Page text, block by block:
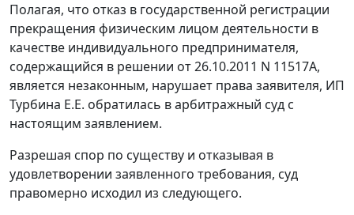
Полагая, что отказ в государственной регистрации
прекращения физическим лицом деятельности в
качестве индивидуального предпринимателя,
содержащийся в решении от 26.10.2011 N 11517А,
является незаконным, нарушает права заявителя, ИП
Турбина Е.Е. обратилась в арбитражный суд с
настоящим заявлением.
Разрешая спор по существу и отказывая в
удовлетворении заявленного требования, суд
правомерно исходил из следующего.